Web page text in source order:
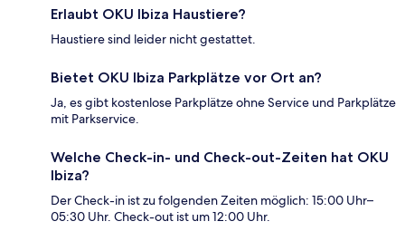
Erlaubt OKU Ibiza Haustiere?
Haustiere sind leider nicht gestattet.
Bietet OKU Ibiza Parkplätze vor Ort an?
Ja, es gibt kostenlose Parkplätze ohne Service und Parkplätze
mit Parkservice.
Welche Check-in- und Check-out-Zeiten hat OKU
Ibiza?
Der Check-in ist zu folgenden Zeiten möglich: 15:00 Uhr–
05:30 Uhr. Check-out ist um 12:00 Uhr.